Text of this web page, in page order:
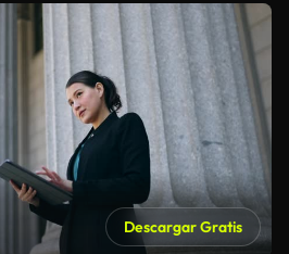
Descargar Gratis